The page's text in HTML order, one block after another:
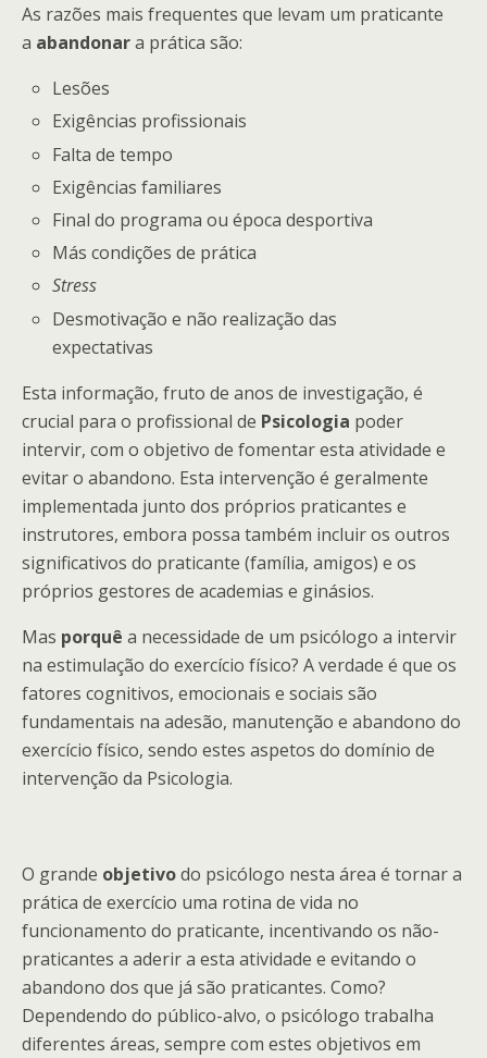
As razões mais frequentes que levam um praticante
a abandonara prática são:
Lesões
Exigências profissionais
Falta de tempo
Exigências familiares
Final do programa ou época desportiva
Más condições de prática
Stress
Desmotivação e não realização das
expectativas
Esta informação, fruto de anos de investigação, é
crucial para o profissional de Psicologia poder
intervir, com o objetivo de fomentar esta atividade e
evitar o abandono. Esta intervenção é geralmente
implementada junto dos próprios praticantes e
instrutores, embora possa também incluir os outros
significativos do praticante (família, amigos) e os
próprios gestores de academias e ginásios.
Mas porquê a necessidade de um psicólogo a intervir
na estimulação do exercício físico? A verdade é que os
fatores cognitivos, emocionais e sociais são
fundamentais na adesão, manutenção e abandono do
exercício físico, sendo estes aspetos do domínio de
intervenção da Psicologia.
O grande objetivodo psicólogo nesta área é tornar a
prática de exercício uma rotina de vida no
funcionamento do praticante, incentivando os não-
praticantes a aderir a esta atividade e evitando o
abandono dos que já são praticantes. Como?
Dependendo do público-alvo, o psicólogo trabalha
diferentes áreas, sempre com estes objetivos em